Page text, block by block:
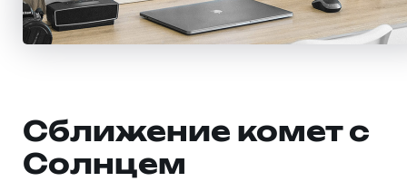
Сближение комет с
Солнцем